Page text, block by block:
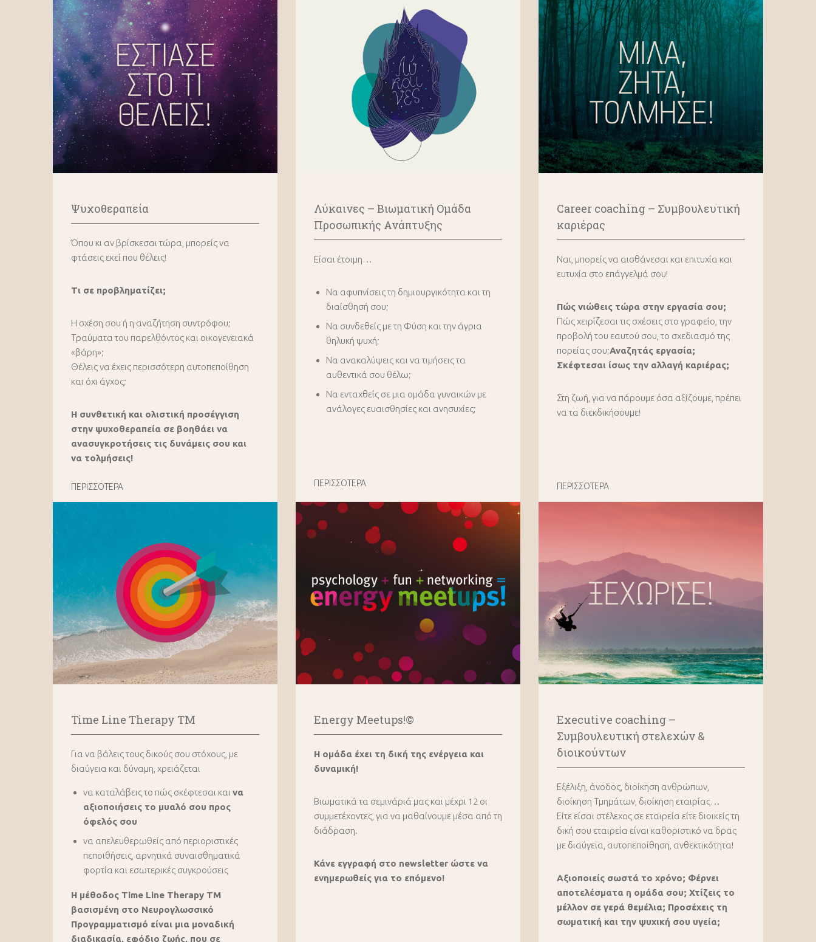
Ψυχοθεραπεία
Όπου κι αν βρίσκεσαι τώρα, μπορείς να
φτάσεις εκεί που θέλεις!
Τι σε προβληματίζει;
Η σχέση σου ή η αναζήτηση συντρόφου;
Τραύματα του παρελθόντος και οικογενειακά
«βάρη»;
Θέλεις να έχεις περισσότερη αυτοπεποίθηση
και όχι άγχος;
Η συνθετική και ολιστική προσέγγιση
στην ψυχοθεραπεία σε βοηθάει να
ανασυγκροτήσεις τις δυνάμεις σου και
να τολμήσεις!
ΠΕΡΙΣΣΟΤΕΡΑ
Λύκαινες – Bιωματική Oμάδα
Προσωπικής Ανάπτυξης
Είσαι έτοιμη…
Να αφυπνίσεις τη δημιουργικότητα και τη
διαίσθησή σου;
Να συνδεθείς με τη Φύση και την άγρια
θηλυκή ψυχή;
Να ανακαλύψεις και να τιμήσεις τα
αυθεντικά σου θέλω;
Να ενταχθείς σε μια ομάδα γυναικών με
ανάλογες ευαισθησίες και ανησυχίες;
ΠΕΡΙΣΣΟΤΕΡΑ
Career coaching – Συμβουλευτική
καριέρας
Ναι, μπορείς να αισθάνεσαι και επιτυχία και
ευτυχία στο επάγγελμά σου!
Πώς νιώθεις τώρα στην εργασία σου;
Πώς χειρίζεσαι τις σχέσεις στο γραφείο, την
προβολή του εαυτού σου, το σχεδιασμό της
πορείας σου;Αναζητάς εργασία;
Σκέφτεσαι ίσως την αλλαγή καριέρας;
Στη ζωή, για να πάρουμε όσα αξίζουμε, πρέπει
να τα διεκδικήσουμε!
ΠΕΡΙΣΣΟΤΕΡΑ
Time Line Therapy TM
Για να βάλεις τους δικούς σου στόχους, με
διαύγεια και δύναμη, χρειάζεται
να καταλάβεις το πώς σκέφτεσαι και να
αξιοποιήσεις το μυαλό σου προς
όφελός σου
να απελευθερωθείς από περιοριστικές
πεποιθήσεις, αρνητικά συναισθηματικά
φορτία και εσωτερικές συγκρούσεις
Η μέθοδος Time Line Therapy ΤΜ
βασισμένη στο Νευρογλωσσικό
Προγραμματισμό είναι μια μοναδική
διαδικασία, εφόδιο ζωής, που σε
Energy Meetups!©
Η ομάδα έχει τη δική της ενέργεια και
δυναμική!
Βιωματικά τα σεμινάριά μας και μέχρι 12 οι
συμμετέχοντες, για να μαθαίνουμε μέσα από τη
διάδραση.
Κάνε εγγραφή στο newsletter ώστε να
ενημερωθείς για το επόμενο!
Executive coaching –
Συμβουλευτική στελεχών &
διοικούντων
Εξέλιξη, άνοδος, διοίκηση ανθρώπων,
διοίκηση Τμημάτων, διοίκηση εταιρίας…
Είτε είσαι στέλεχος σε εταιρεία είτε διοικείς τη
δική σου εταιρεία είναι καθοριστικό να δρας
με διαύγεια, αυτοπεποίθηση, ανθεκτικότητα!
Αξιοποιείς σωστά το χρόνο; Φέρνει
αποτελέσματα η ομάδα σου; Χτίζεις το
μέλλον σε γερά θεμέλια; Προσέχεις τη
σωματική και την ψυχική σου υγεία;